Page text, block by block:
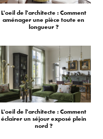
L'oeil de l'architecte : Comment
aménager une pièce toute en
longueur ?
L'oeil de l'architecte : Comment
éclairer un séjour exposé plein
nord ?